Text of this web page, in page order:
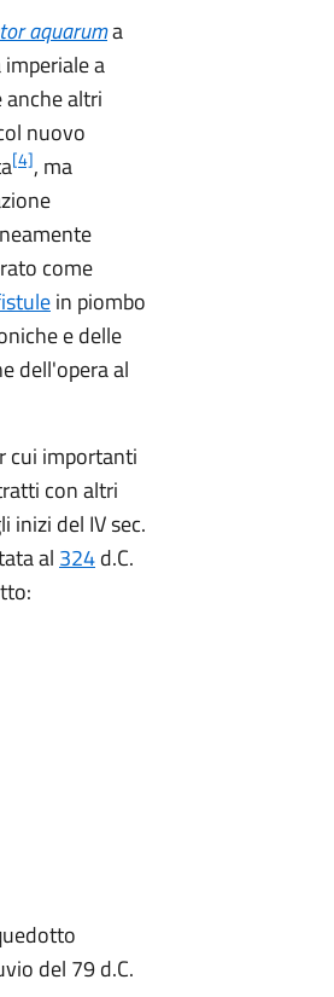
aquaruma
a
altri
nuovo
[4], ma
come
in piombo
e delle
dell'opera al
cui importanti
con altri
inizi del IV sec.
al 324d.C.
del 79 d.C.